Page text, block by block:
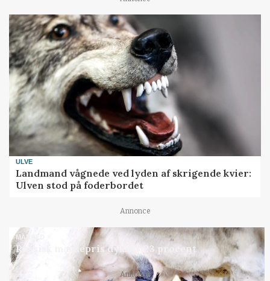
ULVE
Landmand vågnede ved lyden af skrigende kvier:
Ulven stod på foderbordet
Annonce
MARKED
Russisk mælkepris dykker 23 procent
Annonce